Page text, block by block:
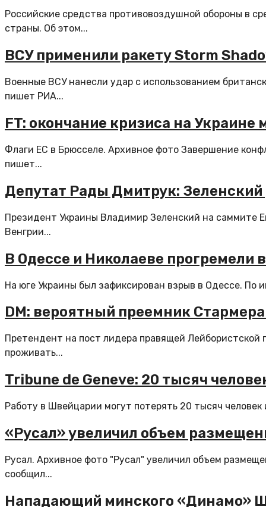
Российские средства противовоздушной обороны в
страны. Об этом...
ВСУ применили ракету Storm
Военные ВСУ нанесли удар с использованием
пишет РИА...
FT: окончание кризиса на
Флаги ЕС в Брюсселе. Архивное фото Завершение
пишет...
Депутат Рады Дмитрук:
Президент Украины Владимир Зеленский на саммите
Венгрии...
В Одессе и Николаеве прогремели
На юге Украины был зафиксирован взрыв в Одессе.
DM: вероятный преемник
Претендент на пост лидера правящей
проживать...
Tribune de Geneve: 20 тысяч
Работу в Швейцарии могут потерять 20 тысяч
«Русал» увеличил объем
Русал. Архивное фото "Русал" увеличил объем
сообщил...
Нападающий минского «Динамо»